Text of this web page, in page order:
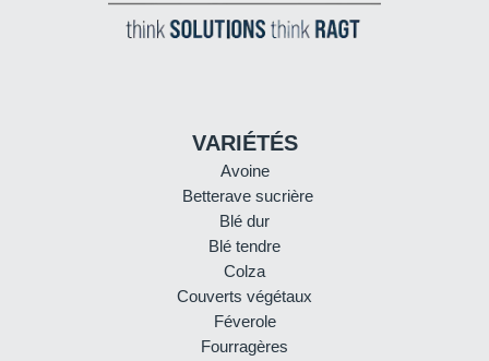
VARIÉTÉS
Avoine
Betterave sucrière
Blé dur
Blé tendre
Colza
Couverts végétaux
Féverole
Fourragères